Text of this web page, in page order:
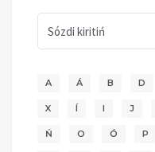
A Á B D
X Í I J
Ń O Ó P